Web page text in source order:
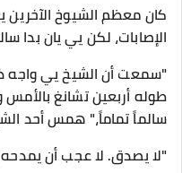
كان معظم الشيوخ الآخرين
الإصابات، لكن يي يان بدا
"سمعت أن الشيخ يي واجه
طوله أربعين تشانغ
سالماً تماماً،" همس أحد
"لا يصدق. لا عجب أن